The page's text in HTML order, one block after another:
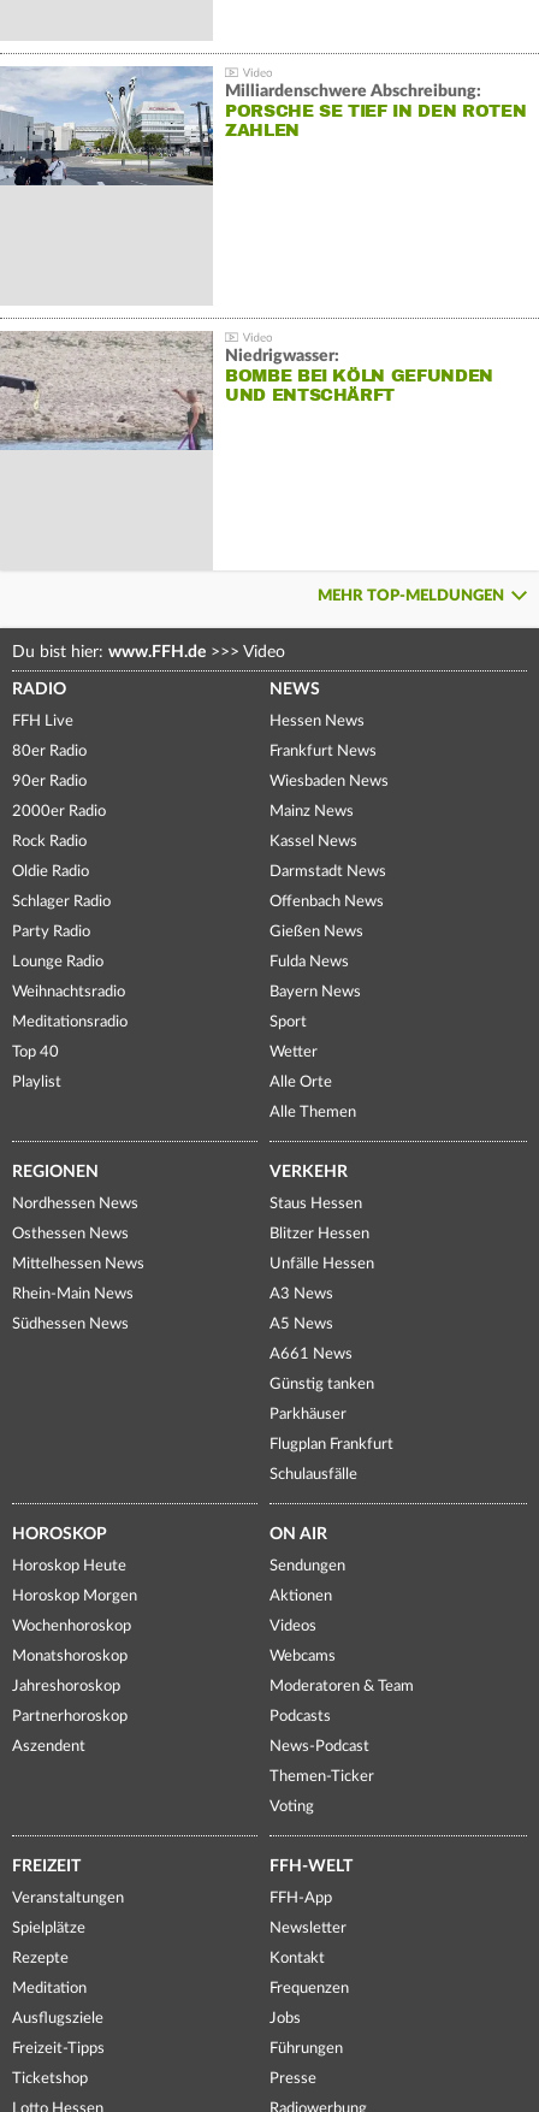
Milliardenschwere Abschreibung:
PORSCHE SE TIEF IN DEN ROTEN
ZAHLEN
Niedrigwasser:
BOMBE BEI KÖLN GEFUNDEN
UND ENTSCHÄRFT
MEHR TOP-MELDUNGEN
Du bist hier: www.FFH.de >>> Video
RADIO
FFH Live
80er Radio
90er Radio
2000er Radio
Rock Radio
Oldie Radio
Schlager Radio
Party Radio
Lounge Radio
Weihnachtsradio
Meditationsradio
Top 40
Playlist
NEWS
Hessen News
Frankfurt News
Wiesbaden News
Mainz News
Kassel News
Darmstadt News
Offenbach News
Gießen News
Fulda News
Bayern News
Sport
Wetter
Alle Orte
Alle Themen
REGIONEN
Nordhessen News
Osthessen News
Mittelhessen News
Rhein-Main News
Südhessen News
VERKEHR
Staus Hessen
Blitzer Hessen
Unfälle Hessen
A3 News
A5 News
A661 News
Günstig tanken
Parkhäuser
Flugplan Frankfurt
Schulausfälle
HOROSKOP
Horoskop Heute
Horoskop Morgen
Wochenhoroskop
Monatshoroskop
Jahreshoroskop
Partnerhoroskop
Aszendent
ON AIR
Sendungen
Aktionen
Videos
Webcams
Moderatoren & Team
Podcasts
News-Podcast
Themen-Ticker
Voting
FREIZEIT
Veranstaltungen
Spielplätze
Rezepte
Meditation
Ausflugsziele
Freizeit-Tipps
Ticketshop
Lotto Hessen
FFH-WELT
FFH-App
Newsletter
Kontakt
Frequenzen
Jobs
Führungen
Presse
Radiowerbung